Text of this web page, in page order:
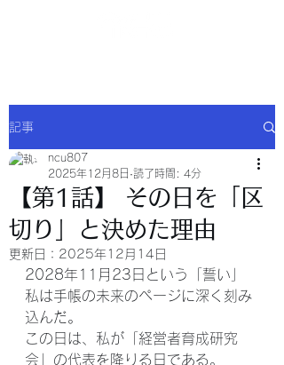
記事
【第1話】 その日を「区
切り」と決めた理由
ncu807
2025年12月8日 読了時間: 4分
更新日： 2025年12月14日
2028年11月23日という「誓い」
私は手帳の未来のページに深く刻み
込んだ。
この日は、私が「経営者育成研究
会」の代表を降りる日である。